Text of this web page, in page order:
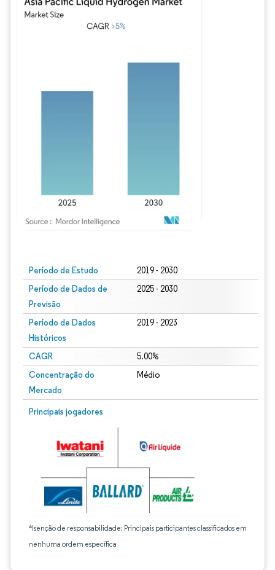
Período de Estudo 2019 - 2030
Período de Dados de
Previsão
2025 - 2030
Período de Dados
Históricos
2019 - 2023
CAGR 5.00%
Concentração do
Mercado
Médio
Principais jogadores
*Isenção de responsabilidade: Principais participantes classificados em
nenhuma ordem específica